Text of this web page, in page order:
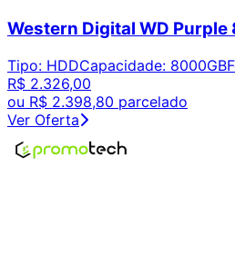
Western Digital WD Purple
Tipo: HDDCapacidade: 8000GB
R$ 2.326,00
ou R$ 2.398,80 parcelado
Ver Oferta